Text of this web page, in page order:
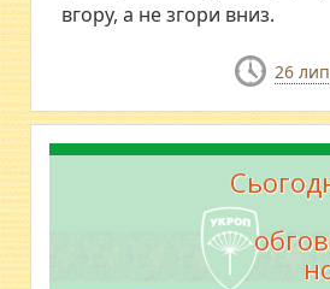
вгору, а не згори вниз.
26